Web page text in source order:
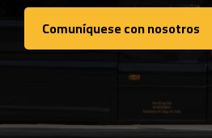
Comuníquese con nosotros
Comuníquese con nosotros